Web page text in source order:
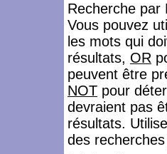
Recherche par
Vous pouvez
les mots qui
résultats, OR
peuvent être
NOT pour
devraient pas
résultats.
des